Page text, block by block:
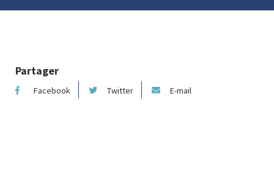
Partager
Facebook Twitter E-mail